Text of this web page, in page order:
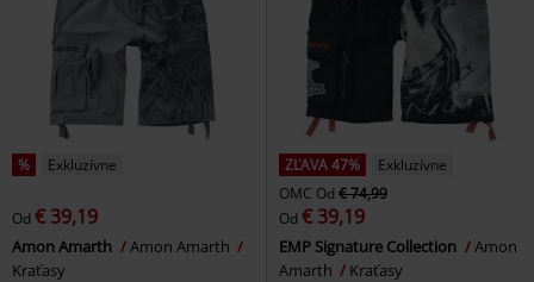
% Exkluzívne
Od € 39,19
Amon Amarth
Amon Amarth
Kraťasy
ZĽAVA 47%
Exkluzívne
OMC Od € 74,99
Od € 39,19
EMP Signature Collection
Amon
Amarth
Kraťasy